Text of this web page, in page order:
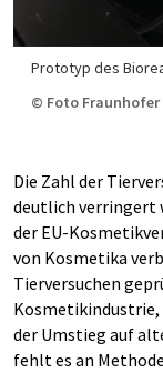
Prototyp des
© Foto Fraunhofer
Die Zahl der
deutlich verringert
der EU-
von Kosmetika
Tierversuchen
Kosmetikindustrie,
der Umstieg auf
fehlt es an